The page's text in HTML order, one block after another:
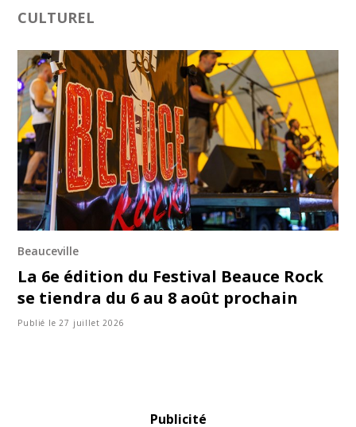
CULTUREL
Beauceville
La 6e édition du Festival Beauce Rock
se tiendra du 6 au 8 août prochain
Publié le 27 juillet 2026
Publicité